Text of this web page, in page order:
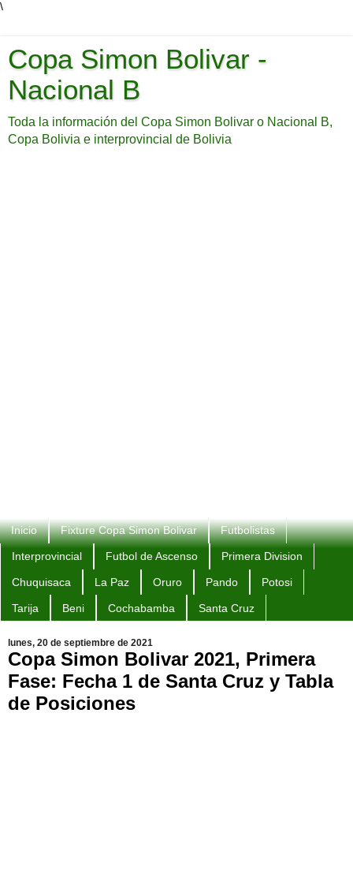
\
Copa Simon Bolivar -
Nacional B
Toda la información del Copa Simon Bolivar o Nacional B,
Copa Bolivia e interprovincial de Bolivia
Inicio Fixture Copa Simon Bolivar Futbolistas
Interprovincial Futbol de Ascenso Primera Division
Chuquisaca La Paz Oruro Pando Potosi
Tarija Beni Cochabamba Santa Cruz
lunes, 20 de septiembre de 2021
Copa Simon Bolivar 2021, Primera
Fase: Fecha 1 de Santa Cruz y Tabla
de Posiciones